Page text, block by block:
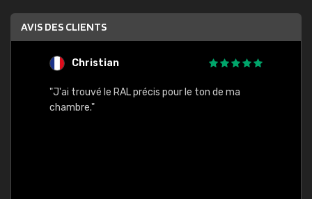
AVIS DES CLIENTS
Christian
"J'ai trouvé le RAL précis pour le ton de ma
chambre."